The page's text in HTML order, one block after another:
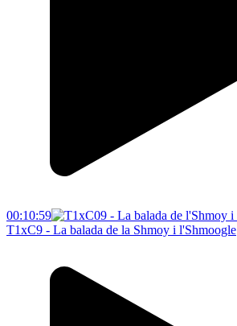
00:10:59
T1xC9 - La balada de la Shmoy i l'Shmoogle